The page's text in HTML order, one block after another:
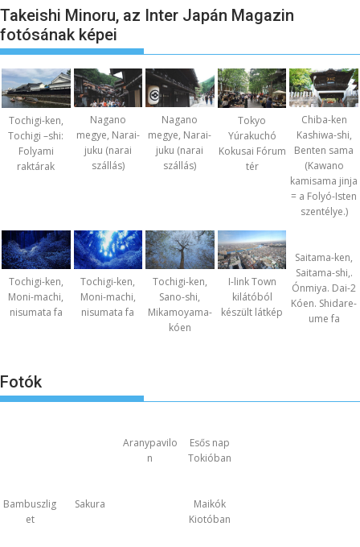
Takeishi Minoru, az Inter Japán Magazin
fotósának képei
Tochigi-ken,
Tochigi –shi:
Folyami
raktárak
Nagano
megye, Narai-
juku (narai
szállás)
Nagano
megye, Narai-
juku (narai
szállás)
Tokyo
Yúrakuchó
Kokusai Fórum
tér
Chiba-ken
Kashiwa-shi,
Benten sama
(Kawano
kamisama jinja
= a Folyó-Isten
szentélye.)
Tochigi-ken,
Moni-machi,
nisumata fa
Tochigi-ken,
Moni-machi,
nisumata fa
Tochigi-ken,
Sano-shi,
Mikamoyama-
kóen
I-link Town
kilátóból
készült látkép
Saitama-ken,
Saitama-shi,.
Ónmiya. Dai-2
Kóen. Shidare-
ume fa
Fotók
Aranypavilo
n
Esős nap
Tokióban
Bambuszlig
et
Sakura
Maikók
Kiotóban